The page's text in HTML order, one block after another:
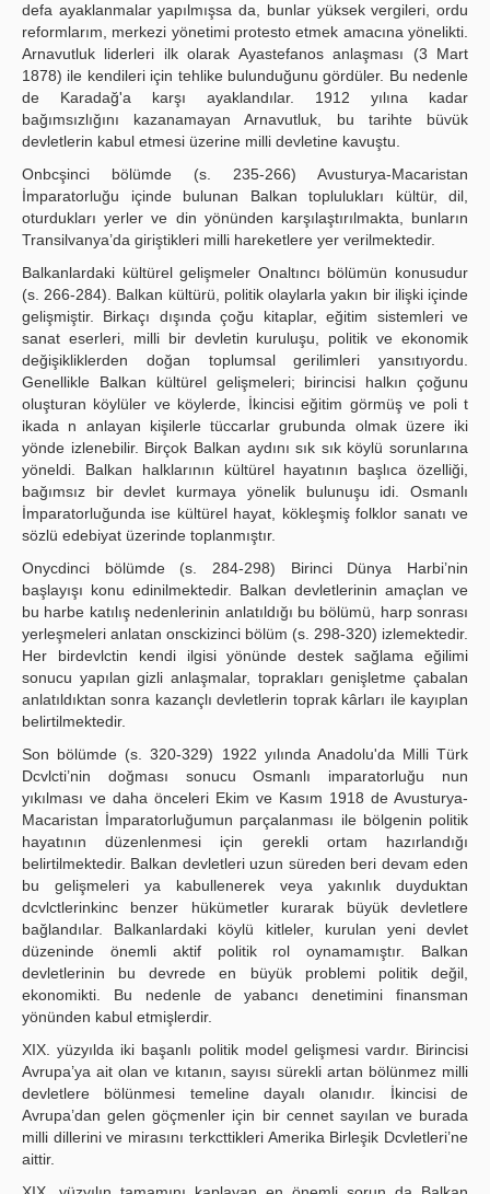
defa ayaklanmalar yapılmışsa da, bunlar yüksek vergileri, ordu
reformlarım, merkezi yönetimi protesto etmek amacına yönelikti.
Arnavutluk liderleri ilk olarak Ayastefanos anlaşması (3 Mart
1878) ile kendileri için tehlike bulunduğunu gördüler. Bu nedenle
de Karadağ'a karşı ayaklandılar. 1912 yılına kadar
bağımsızlığını kazanamayan Arnavutluk, bu tarihte büvük
devletlerin kabul etmesi üzerine milli devletine kavuştu.
Onbcşinci bölümde (s. 235-266) Avusturya-Macaristan
İmparatorluğu içinde bulunan Balkan toplulukları kültür, dil,
oturdukları yerler ve din yönünden karşılaştırılmakta, bunların
Transilvanya’da giriştikleri milli hareketlere yer verilmektedir.
Balkanlardaki kültürel gelişmeler Onaltıncı bölümün konusudur
(s. 266-284). Balkan kültürü, politik olaylarla yakın bir ilişki içinde
gelişmiştir. Birkaçı dışında çoğu kitaplar, eğitim sistemleri ve
sanat eserleri, milli bir devletin kuruluşu, politik ve ekonomik
değişikliklerden doğan toplumsal gerilimleri yansıtıyordu.
Genellikle Balkan kültürel gelişmeleri; birincisi halkın çoğunu
oluşturan köylüler ve köylerde, İkincisi eğitim görmüş ve poli t
ikada n anlayan kişilerle tüccarlar grubunda olmak üzere iki
yönde izlenebilir. Birçok Balkan aydını sık sık köylü sorunlarına
yöneldi. Balkan halklarının kültürel hayatının başlıca özelliği,
bağımsız bir devlet kurmaya yönelik bulunuşu idi. Osmanlı
İmparatorluğunda ise kültürel hayat, kökleşmiş folklor sanatı ve
sözlü edebiyat üzerinde toplanmıştır.
Onycdinci bölümde (s. 284-298) Birinci Dünya Harbi’nin
başlayışı konu edinilmektedir. Balkan devletlerinin amaçlan ve
bu harbe katılış nedenlerinin anlatıldığı bu bölümü, harp sonrası
yerleşmeleri anlatan onsckizinci bölüm (s. 298-320) izlemektedir.
Her birdevlctin kendi ilgisi yönünde destek sağlama eğilimi
sonucu yapılan gizli anlaşmalar, toprakları genişletme çabalan
anlatıldıktan sonra kazançlı devletlerin toprak kârları ile kayıplan
belirtilmektedir.
Son bölümde (s. 320-329) 1922 yılında Anadolu'da Milli Türk
Dcvlcti’nin doğması sonucu Osmanlı imparatorluğu nun
yıkılması ve daha önceleri Ekim ve Kasım 1918 de Avusturya-
Macaristan İmparatorluğumun parçalanması ile bölgenin politik
hayatının düzenlenmesi için gerekli ortam hazırlandığı
belirtilmektedir. Balkan devletleri uzun süreden beri devam eden
bu gelişmeleri ya kabullenerek veya yakınlık duyduktan
dcvlctlerinkinc benzer hükümetler kurarak büyük devletlere
bağlandılar. Balkanlardaki köylü kitleler, kurulan yeni devlet
düzeninde önemli aktif politik rol oynamamıştır. Balkan
devletlerinin bu devrede en büyük problemi politik değil,
ekonomikti. Bu nedenle de yabancı denetimini finansman
yönünden kabul etmişlerdir.
XIX. yüzyılda iki başanlı politik model gelişmesi vardır. Birincisi
Avrupa’ya ait olan ve kıtanın, sayısı sürekli artan bölünmez milli
devletlere bölünmesi temeline dayalı olanıdır. İkincisi de
Avrupa’dan gelen göçmenler için bir cennet sayılan ve burada
milli dillerini ve mirasını terkcttikleri Amerika Birleşik Dcvletleri’ne
aittir.